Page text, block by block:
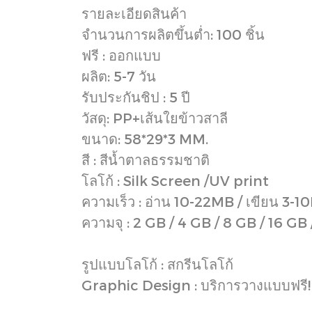
รายละเอียดสินค้า
จำนวนการผลิตขึ้นต่ำ: 100 ชิ้น
ฟรี : ออกแบบ
ผลิต: 5-7 วัน
รับประกันชิป : 5 ปี
วัสดุ: PP+เส้นใยข้าวสาลี
ขนาด: 58*29*3 MM.
สี : สีน้ำตาลธรรมชาติ
โลโก้ : Silk Screen /UV print
ความเร็ว : อ่าน 10-22MB / เขียน 3-
ความจุ : 2 GB / 4 GB / 8 GB / 16 GB
รูปแบบโลโก้ : สกรีนโลโก้
Graphic Design : บริการวางแบบฟรี!